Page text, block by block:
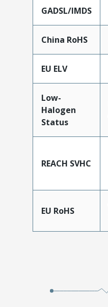
GADSL/IMDS
China RoHS
EU ELV
Low-
Halogen
Status
REACH SVHC
EU RoHS